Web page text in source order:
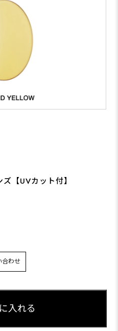
【UVカット付】
合わせ